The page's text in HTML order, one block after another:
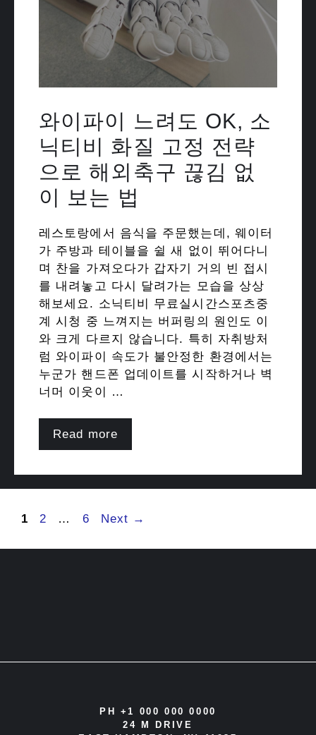
와이파이 느려도 OK, 소
닉티비 화질 고정 전략
으로 해외축구 끊김 없
이 보는 법
레스토랑에서 음식을 주문했는데, 웨이터
가 주방과 테이블을 쉴 새 없이 뛰어다니
며 찬을 가져오다가 갑자기 거의 빈 접시
를 내려놓고 다시 달려가는 모습을 상상
해보세요. 소닉티비 무료실시간스포츠중
계 시청 중 느껴지는 버퍼링의 원인도 이
와 크게 다르지 않습니다. 특히 자취방처
럼 와이파이 속도가 불안정한 환경에서는
누군가 핸드폰 업데이트를 시작하거나 벽
너머 이웃이 …
Read more
Page
1 Page
2 … Page
6 Next →
PH +1 000 000 0000
24 M DRIVE